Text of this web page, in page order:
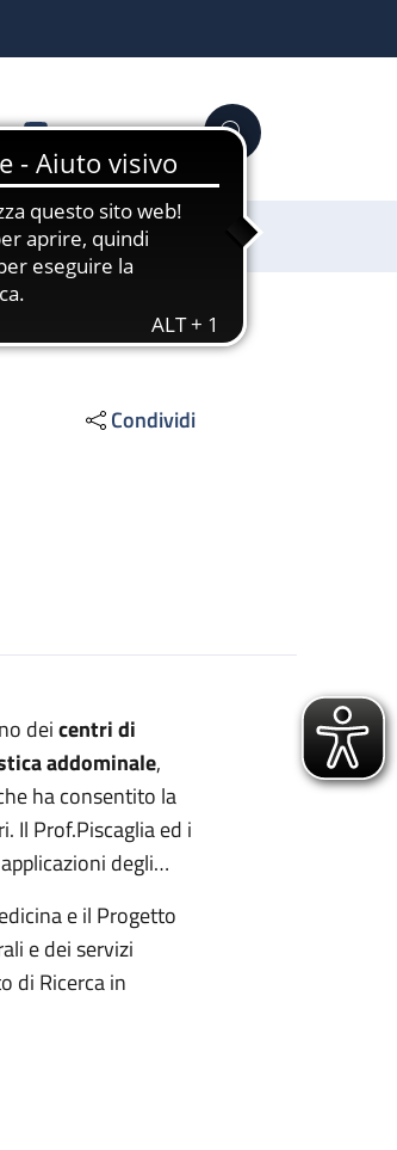
LinkedinYouTube Cerca
Condividi
deicentri di
addominale,
ha consentito la
Il Prof.Piscaglia ed i
degli
e il Progetto
e dei servizi
di Ricerca in